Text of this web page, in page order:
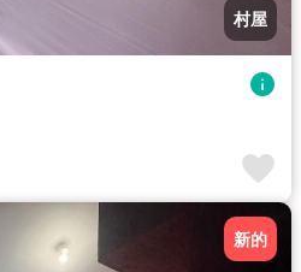
村屋
新的